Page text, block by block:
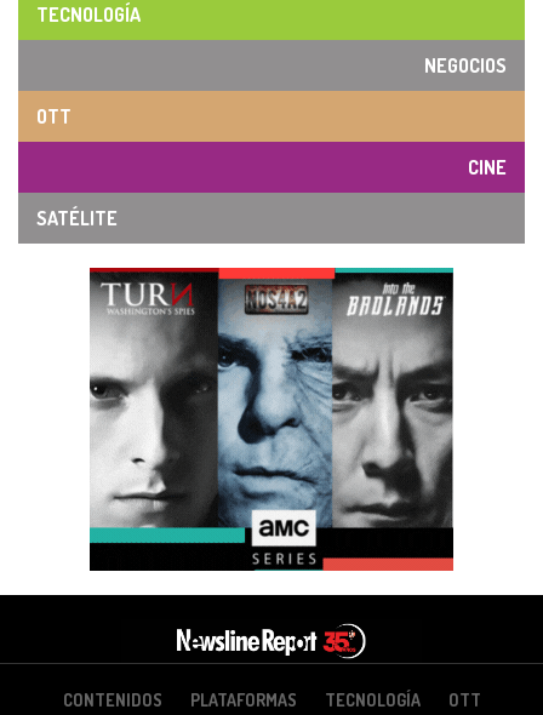
TECNOLOGÍA
NEGOCIOS
OTT
CINE
SATÉLITE
CONTENIDOS PLATAFORMAS TECNOLOGÍA OTT